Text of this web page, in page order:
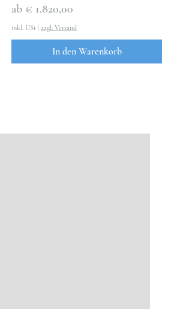
ab € 1.820,00
Sale-Preis
inkl. USt | zzgl. Versand
In den Warenkorb